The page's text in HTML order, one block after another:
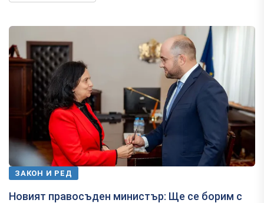
ЗАКОН И РЕД
Новият правосъден министър: Ще се борим с